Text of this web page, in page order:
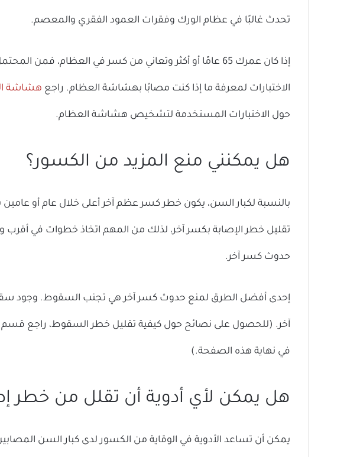
تحدث غالبًا في عظام الورك وفقرات العمود الفقري والمعصم.
إذا كان عمرك 65 عامًا أو أكثر وتعاني من كسر في العظام،
الاختبارات لمعرفة ما إذا كنت مصابًا بهشاشة العظام. راجع هشاشة
حول الاختبارات المستخدمة لتشخيص هشاشة العظام.
هل يمكنني منع المزيد من الكسور؟
بالنسبة لكبار السن، يكون خطر كسر عظم آخر أعلى خلال عام أو
تقليل خطر الإصابة بكسر آخر، لذلك من المهم اتخاذ خطوات في
حدوث كسر آخر.
إحدى أفضل الطرق لمنع حدوث كسر آخر هي تجنب السقوط. وجود
آخر. (للحصول على نصائح حول كيفية تقليل خطر السقوط، راجع
في نهاية هذه الصفحة.)
هل يمكن لأي أدوية أن تقلل من خطر
يمكن أن تساعد الأدوية في الوقاية من الكسور لدى كبار السن